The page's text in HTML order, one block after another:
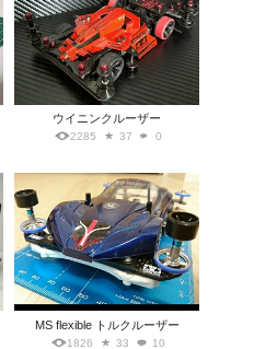
ウイニンクルーザー
2285 37 0
MS flexible トルクルーザー
1826 33 10